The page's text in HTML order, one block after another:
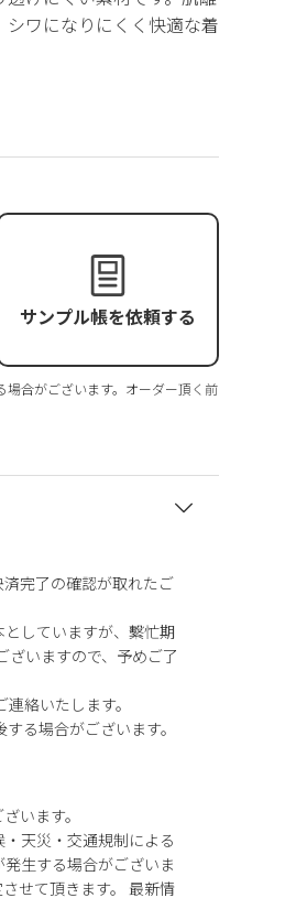
ワになりにくく快適な着
サンプル帳を依頼する
合がございます。オーダー頂く前
完了の確認が取れたご
していますが、繫忙期
ざいますので、予めご了
絡いたします。
る場合がございます。
います。
天災・交通規制による
生する場合がございま
せて頂きます。 最新情